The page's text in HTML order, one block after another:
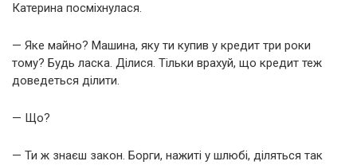
Катерина посміхнулася.
— Яке майно? Машина, яку ти купив у кредит три роки
тому? Будь ласка. Ділися. Тільки врахуй, що кредит теж
доведеться ділити.
— Що?
— Ти ж знаєш закон. Борги, нажиті у шлюбі, діляться так